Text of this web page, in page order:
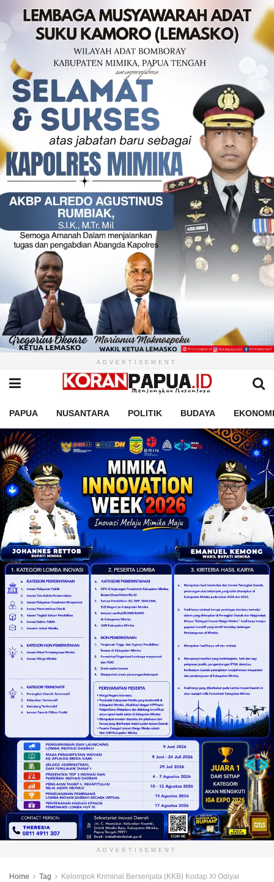
ADVERTISEMENT
PAPUA NUSANTARA POLITIK BUDAYA EKONOMI
ADVERTISEMENT
Home Tag
Kelompok Kriminal Bersenjata (KKB) Kodap XI Odiyai